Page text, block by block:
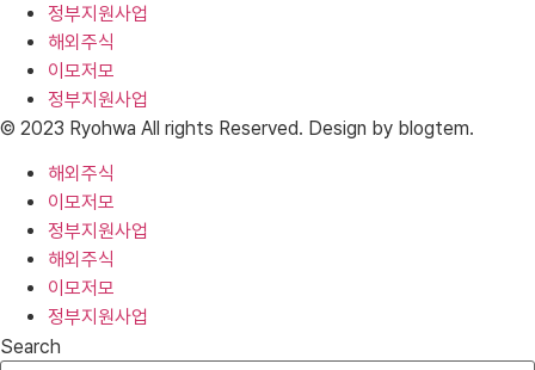
정부지원사업
해외주식
이모저모
정부지원사업
© 2023 Ryohwa All rights Reserved. Design by blogtem.
해외주식
이모저모
정부지원사업
해외주식
이모저모
정부지원사업
Search